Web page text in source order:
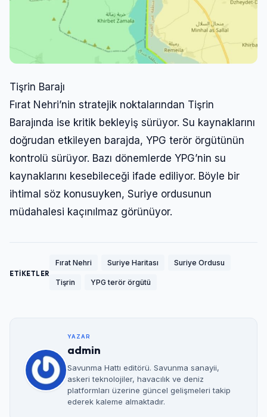
Tişrin Barajı
Fırat Nehri’nin stratejik noktalarından Tişrin
Barajında ise kritik bekleyiş sürüyor. Su kaynaklarını
doğrudan etkileyen barajda, YPG terör örgütünün
kontrolü sürüyor. Bazı dönemlerde YPG’nin su
kaynaklarını kesebileceği ifade ediliyor. Böyle bir
ihtimal söz konusuyken, Suriye ordusunun
müdahalesi kaçınılmaz görünüyor.
ETİKETLER
Fırat Nehri Suriye Haritası Suriye Ordusu
Tişrin YPG terör örgütü
YAZAR
admin
Savunma Hattı editörü. Savunma sanayii,
askeri teknolojiler, havacılık ve deniz
platformları üzerine güncel gelişmeleri takip
ederek kaleme almaktadır.